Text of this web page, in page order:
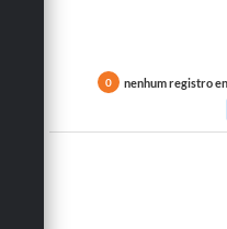
0 nenhum registro